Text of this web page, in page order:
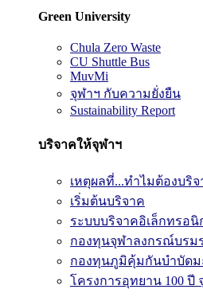
Green University
Chula Zero Waste
CU Shuttle Bus
MuvMi
จุฬาฯ กับความยั่งยืน
Sustainability Report
บริจาคให้จุฬาฯ
เหตุผลที่...ทำไมต้องบริ
เริ่มต้นบริจาค
ระบบบริจาคอิเล็กทรอนิ
กองทุนจุฬาลงกรณ์บรม
กองทุนภูมิคุ้มกันบำบัดม
โครงการอุทยาน 100